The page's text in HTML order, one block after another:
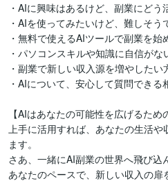
・AIに興味はあるけど、副業にど
・AIを使ってみたいけど、難しそう
・無料で使えるAIツールで副業を始
・パソコンスキルや知識に自信が
・副業で新しい収入源を増やしたい
・AIについて、安心して質問でき
【AIはあなたの可能性を広げるため
上手に活用すれば、あなたの生活や
ます。
さあ、一緒にAI副業の世界へ飛び込
あなたのペースで、新しい収入の扉